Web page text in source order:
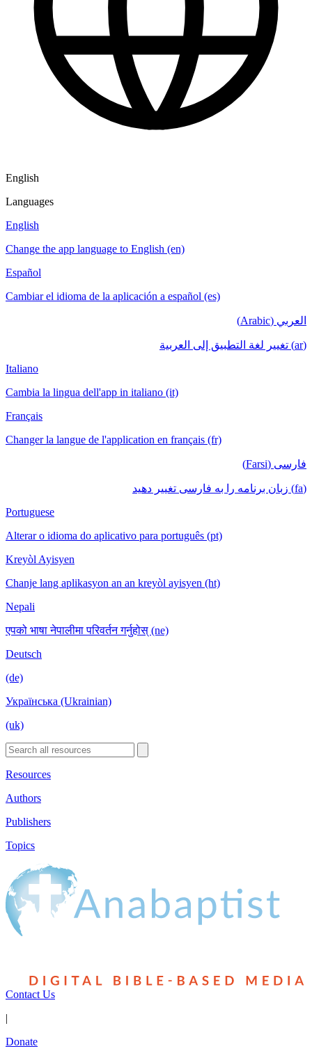
English
Languages
English
Change the app language to English (en)
Español
Cambiar el idioma de la aplicación a español (es)
العربي (Arabic)
(ar) تغيير لغة التطبيق إلى العربية
Italiano
Cambia la lingua dell'app in italiano (it)
Français
Changer la langue de l'application en français (fr)
فارسی (Farsi)
(fa) زبان برنامه را به فارسی تغییر دهید
Portuguese
Alterar o idioma do aplicativo para português (pt)
Kreyòl Ayisyen
Chanje lang aplikasyon an an kreyòl ayisyen (ht)
Nepali
एपको भाषा नेपालीमा परिवर्तन गर्नुहोस् (ne)
Deutsch
(de)
Українська (Ukrainian)
(uk)
Resources
Authors
Publishers
Topics
Contact Us
|
Donate